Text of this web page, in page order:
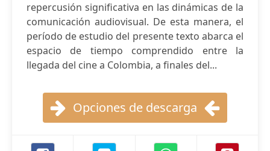
repercusión significativa en las dinámicas de la
comunicación audiovisual. De esta manera, el
período de estudio del presente texto abarca el
espacio de tiempo comprendido entre la
llegada del cine a Colombia, a finales del...
Opciones de descarga